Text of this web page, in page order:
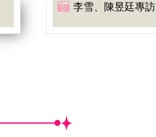
李雪、陳昱廷專訪